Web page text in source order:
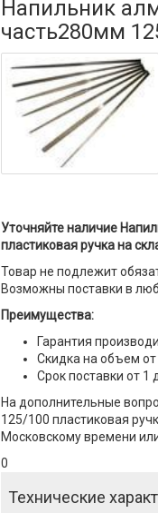
Напильник
часть280мм
Уточняйте наличие
пластиковая ручка на
Товар не подлежит
Возможны поставки в
Преимущества:
Гарантия
Скидка на объем от
Срок поставки от 1
На дополнительные
125/100 пластиковая
Московскому времени
0
Технические